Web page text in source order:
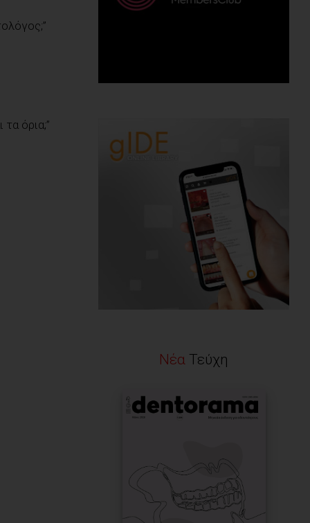
όρια;”
Νέα Τεύχη